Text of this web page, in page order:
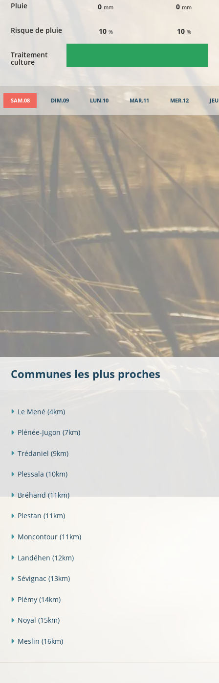
Pluie
Risque de pluie
Traitement
culture
0 mm
10 %
0 mm
10 %
SAM.08 DIM.09 LUN.10 MAR.11 MER.12
Communes les plus proches
Le Mené (4km)
Plénée-Jugon (7km)
Trédaniel (9km)
Plessala (10km)
Bréhand (11km)
Plestan (11km)
Moncontour (11km)
Landéhen (12km)
Sévignac (13km)
Plémy (14km)
Noyal (15km)
Meslin (16km)